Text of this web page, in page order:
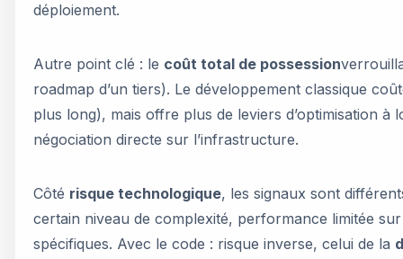
déploiement.
Autre point clé : le coût total de possession
roadmap d’un tiers). Le développement classique
plus long), mais offre plus de leviers d’optimisation
négociation directe sur l’infrastructure.
Côté risque technologique, les signaux sont
certain niveau de complexité, performance limitée
spécifiques. Avec le code : risque inverse, celui de la